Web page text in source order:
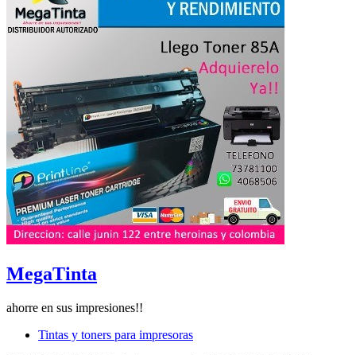
MegaTinta
ahorre en sus impresiones!!
Tintas y toners para impresoras